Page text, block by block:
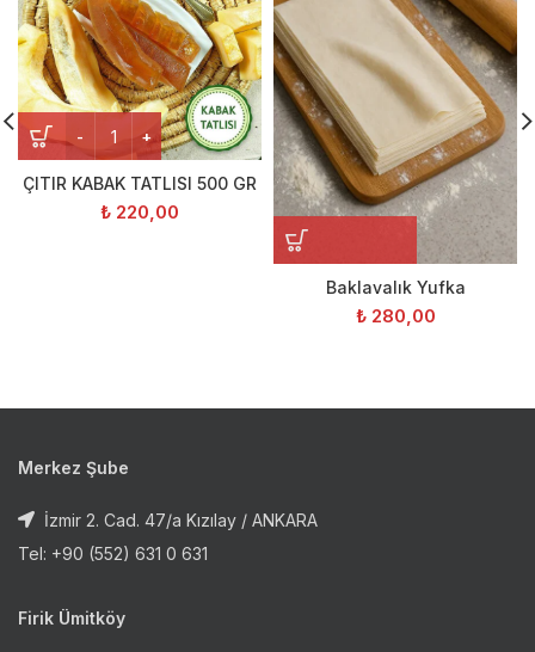
ÇITIR KABAK TATLISI 500 GR
₺ 220,00
Baklavalık Yufka
₺280,00
Merkez Şube
İzmir 2. Cad. 47/a Kızılay / ANKARA
Tel: +90 (552) 631 0 631
Firik Ümitköy